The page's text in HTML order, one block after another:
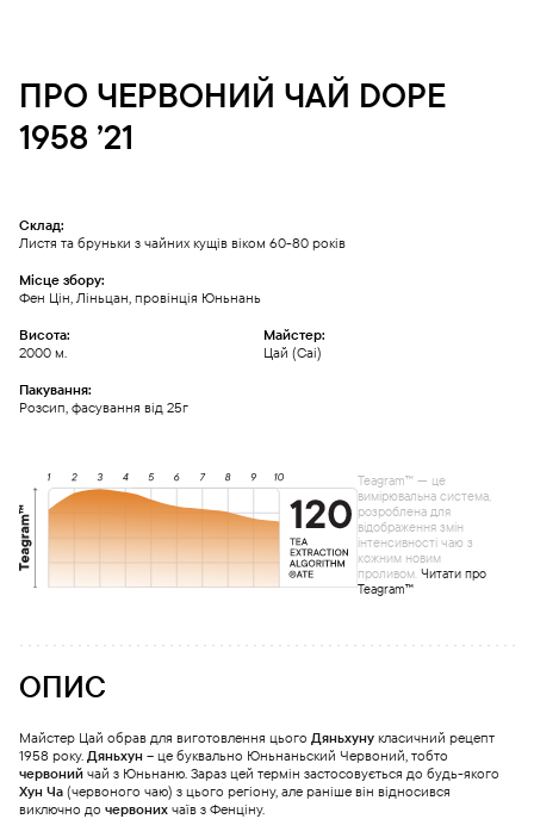
ПРО ЧЕРВОНИЙ ЧАЙ DOPE
1958 ’21
Склад:
Листя та бруньки з чайних кущів віком 60-80 років
Місце збору:
Фен Цін, Ліньцан, провінція Юньнань
Висота:
2000 м.
Майстер:
Цай (Cai)
Пакування:
Розсип, фасування від 25г
Teagram™ — це
вимірювальна система,
розроблена для
відображення змін
інтенсивності чаю з
кожним новим
проливом. Читати про
Teagram™
ОПИС
Майстер Цай обрав для виготовлення цього Дяньхуну класичний рецепт
1958 року. Дяньхун – це буквально Юньнаньский Червоний, тобто
червоний чай з Юньнаню. Зараз цей термін застосовується до будь-якого
Хун Ча (червоного чаю) з цього регіону, але раніше він відносився
виключно до червоних чаїв з Фенціну.